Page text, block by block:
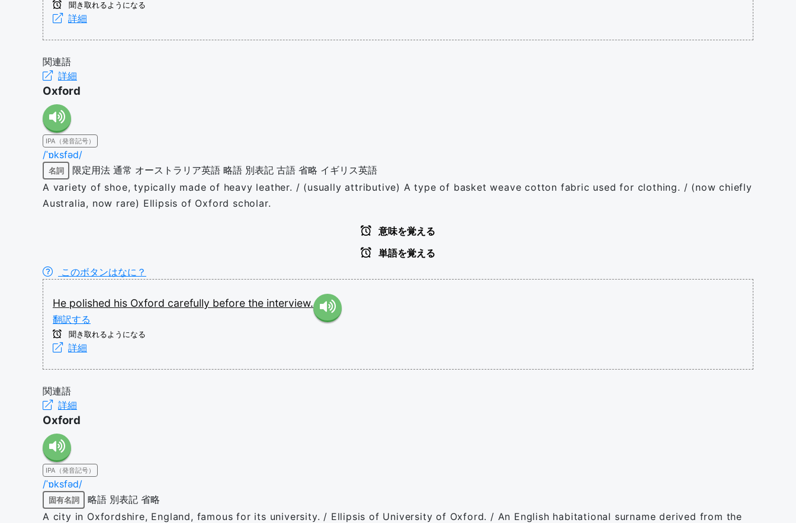
聞き取れるようになる
詳細
関連語
詳細
Oxford
IPA（発音記号）
/ˈɒksfəd/
名詞 限定用法 通常 オーストラリア英語 略語 別表記 古語 省略 イギリス英語
A variety of shoe, typically made of heavy leather. / (usually attributive) A type of basket weave cotton fabric used for clothing. / (now chiefly
Australia, now rare) Ellipsis of Oxford scholar.
意味を覚える
単語を覚える
このボタンはなに？
He polished his Oxford carefully before the interview.
翻訳する
聞き取れるようになる
詳細
関連語
詳細
Oxford
IPA（発音記号）
/ˈɒksfəd/
固有名詞 略語 別表記 省略
A city in Oxfordshire, England, famous for its university. / Ellipsis of University of Oxford. / An English habitational surname derived from the